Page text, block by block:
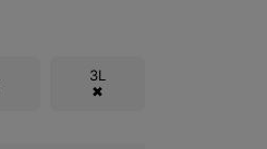
3L
✖